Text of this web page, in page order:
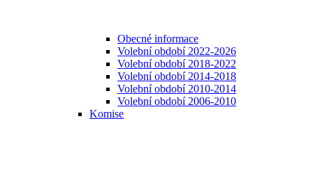
Obecné informace
Volební období 2022-2026
Volební období 2018-2022
Volební období 2014-2018
Volební období 2010-2014
Volební období 2006-2010
Komise